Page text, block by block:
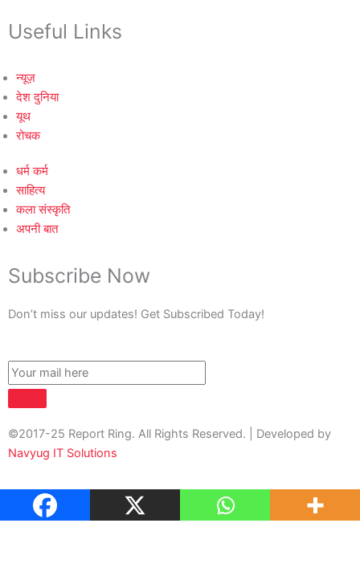
Useful Links
न्यूज़
देश दुनिया
यूथ
रोचक
धर्म कर्म
साहित्य
कला संस्कृति
अपनी बात
Subscribe Now
Don’t miss our updates! Get Subscribed Today!
©2017-25 Report Ring. All Rights Reserved. | Developed by
Navyug IT Solutions
About Us